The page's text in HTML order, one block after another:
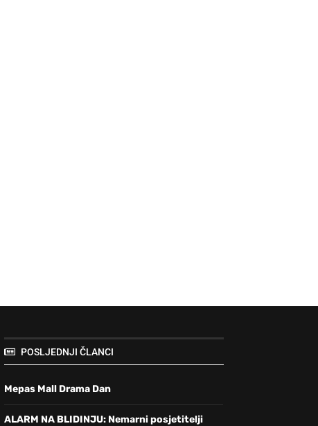
POSLJEDNJI ČLANCI
Mepas Mall Drama Dan
ALARM NA BLIDINJU: Nemarni posjetitelji